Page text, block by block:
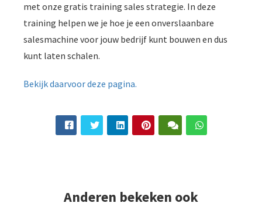
met onze gratis training sales strategie. In deze
training helpen we je hoe je een onverslaanbare
salesmachine voor jouw bedrijf kunt bouwen en dus
kunt laten schalen.
Bekijk daarvoor deze pagina.
Anderen bekeken ook